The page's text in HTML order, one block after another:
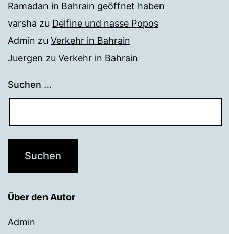
Ramadan in Bahrain geöffnet haben
varsha zu Delfine und nasse Popos
Admin zu Verkehr in Bahrain
Juergen zu Verkehr in Bahrain
Suchen …
Über den Autor
Admin